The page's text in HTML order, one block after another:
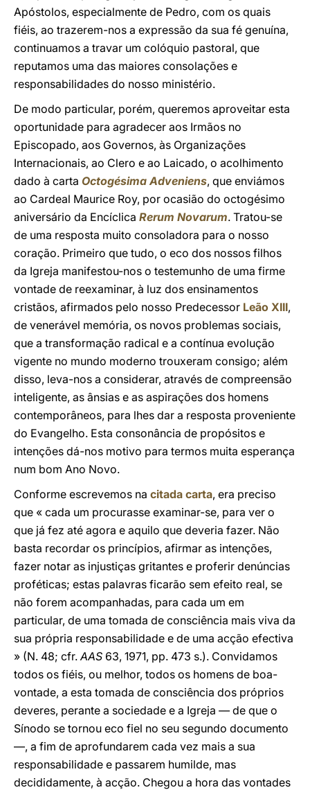
Apóstolos, especialmente de Pedro, com os quais
fiéis, ao trazerem-nos a expressão da sua fé genuína,
continuamos a travar um colóquio pastoral, que
reputamos uma das maiores consolações e
responsabilidades do nosso ministério.
De modo particular, porém, queremos aproveitar esta
oportunidade para agradecer aos Irmãos no
Episcopado, aos Governos, às Organizações
Internacionais, ao Clero e ao Laicado, o acolhimento
dado à carta Octogésima Adveniens, que enviámos
ao Cardeal Maurice Roy, por ocasião do octogésimo
aniversário da Encíclica Rerum Novarum. Tratou-se
de uma resposta muito consoladora para o nosso
coração. Primeiro que tudo, o eco dos nossos filhos
da Igreja manifestou-nos o testemunho de uma firme
vontade de reexaminar, à luz dos ensinamentos
cristãos, afirmados pelo nosso Predecessor Leão XIII,
de venerável memória, os novos problemas sociais,
que a transformação radical e a contínua evolução
vigente no mundo moderno trouxeram consigo; além
disso, leva-nos a considerar, através de compreensão
inteligente, as ânsias e as aspirações dos homens
contemporâneos, para lhes dar a resposta proveniente
do Evangelho. Esta consonância de propósitos e
intenções dá-nos motivo para termos muita esperança
num bom Ano Novo.
Conforme escrevemos na citada carta, era preciso
que « cada um procurasse examinar-se, para ver o
que já fez até agora e aquilo que deveria fazer. Não
basta recordar os princípios, afirmar as intenções,
fazer notar as injustiças gritantes e proferir denúncias
proféticas; estas palavras ficarão sem efeito real, se
não forem acompanhadas, para cada um em
particular, de uma tomada de consciência mais viva da
sua própria responsabilidade e de uma acção efectiva
» (N. 48; cfr.AAS 63, 1971, pp. 473 s.). Convidamos
todos os fiéis, ou melhor, todos os homens de boa-
vontade, a esta tomada de consciência dos próprios
deveres, perante a sociedade e a Igreja — de que o
Sínodo se tornou eco fiel no seu segundo documento
—, a fim de aprofundarem cada vez mais a sua
responsabilidade e passarem humilde, mas
decididamente, à acção. Chegou a hora das vontades